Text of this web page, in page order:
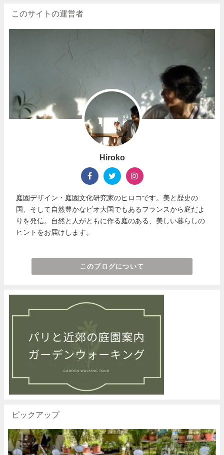
このサイトの運営者
Hiroko
庭園デザイン・庭園文化研究家のヒロコです。美と歴史の
国、そして自然豊かなビオ大国でもあるフランスから庭だよ
りを発信。自然と人がともに作る庭のある、美しい暮らしの
ヒントをお届けします。
このブログについて
ピックアップ